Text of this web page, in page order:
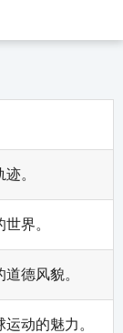
。
界。
德风貌。
运动的魅力。